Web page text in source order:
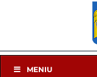
Navigation
MENIU